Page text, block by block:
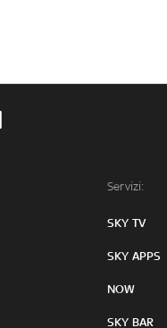
Servizi:
SKY TV
SKY APPS
NOW
SKY BAR